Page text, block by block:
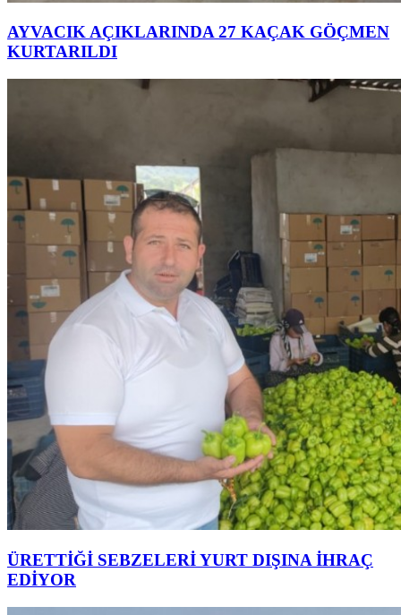
AYVACIK AÇIKLARINDA 27 KAÇAK GÖÇMEN
KURTARILDI
ÜRETTİĞİ SEBZELERİ YURT DIŞINA İHRAÇ
EDİYOR